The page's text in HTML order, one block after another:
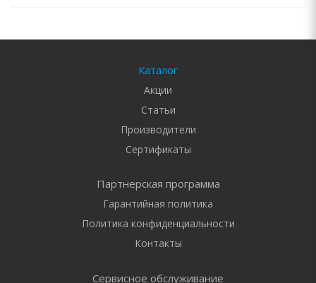
Каталог
Акции
Статьи
Производители
Сертификаты
Партнерская программа
Гарантийная политика
Политика конфиденциальности
Контакты
Сервисное обслуживание